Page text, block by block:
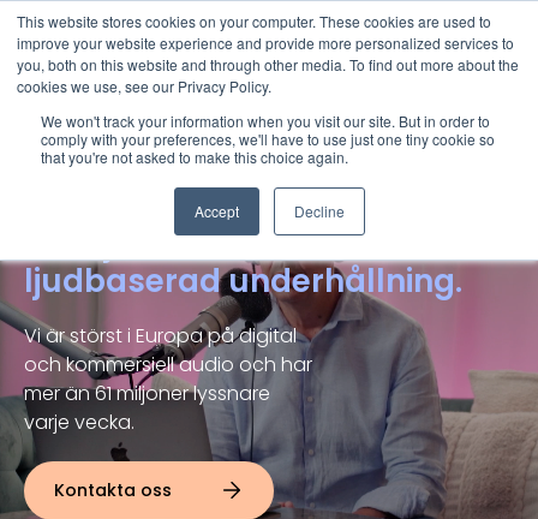
This website stores cookies on your computer. These cookies are used to
improve your website experience and provide more personalized services to
you, both on this website and through other media. To find out more about the
cookies we use, see our Privacy Policy.
We won't track your information when you visit our site. But in order to
comply with your preferences, we'll have to use just one tiny cookie so
that you're not asked to make this choice again.
Accept Decline
Bauer Media
Det självklara mediehuset för
ljudbaserad underhållning.
Vi är störst i Europa på digital
och kommersiell audio och har
mer än 61 miljoner lyssnare
varje vecka.
Kontakta oss